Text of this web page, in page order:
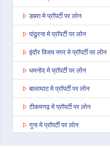
डबरा मे प्रॉपर्टी पर लोन
पांढुरना मे प्रॉपर्टी पर लोन
इंदौर विजय नगर मे प्रॉपर्टी पर लोन
धमनोद मे प्रॉपर्टी पर लोन
बालाघाट मे प्रॉपर्टी पर लोन
टीकमगढ़ मे प्रॉपर्टी पर लोन
गुना मे प्रॉपर्टी पर लोन